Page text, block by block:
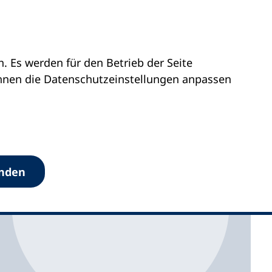
Es werden für den Betrieb der Seite
die Datenschutz­einstellungen anpassen
Zurück in die Medizin